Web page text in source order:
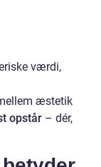
værdi,
æstetik
opstår – dér,